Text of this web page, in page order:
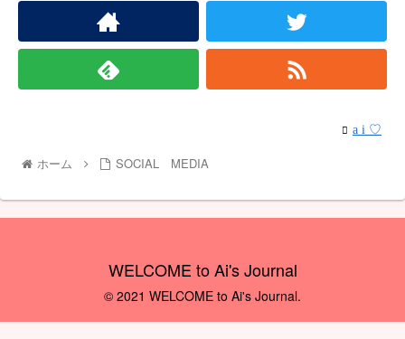
a i ♡
ホーム SOCIAL MEDIA
WELCOME to Ai's Journal
© 2021 WELCOME to Ai's Journal.